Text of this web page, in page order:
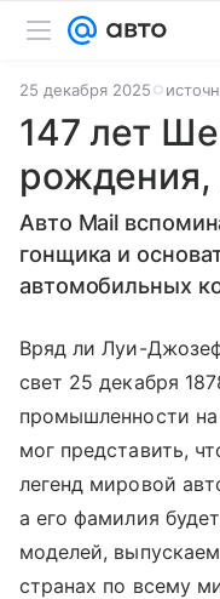
25 декабря 2025
147 лет
рождения,
Авто Mail
гонщика и
автомобильных
Вряд ли Луи-
свет 25 декабря
промышленности
мог представить,
легенд мировой
а его фамилия
моделей,
странах по всему